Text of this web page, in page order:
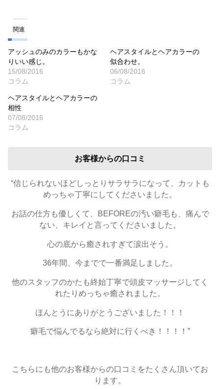
関連
アッシュのみのカラーもかな
りいい感じ。
15/08/2016
コラム
ヘアスタイルとヘアカラーの
似合わせ。
06/08/2016
コラム
ヘアスタイルとヘアカラーの
相性
07/08/2016
コラム
お客様からの口コミ
“信じられないほどしっとりサラサラになって、カットも
めっちゃ丁寧にしてくださいました。
お話の仕方も優しくて、BEFOREの汚い癖毛も、痛んで
ない、キレイと言ってくださいました。
心の底から癒されすぎて涙出そう。
36年間、今までで一番満足しました。
他のスタッフのかたも終始丁寧で頭皮マッサージしてく
れたりめっちゃ癒されました。
ほんとうにありがとうございました！！！
癖毛で悩んでるなら絶対に行くべき！！！！”
こちらにも他のお客様からの口コミをたくさん頂いてお
ります。